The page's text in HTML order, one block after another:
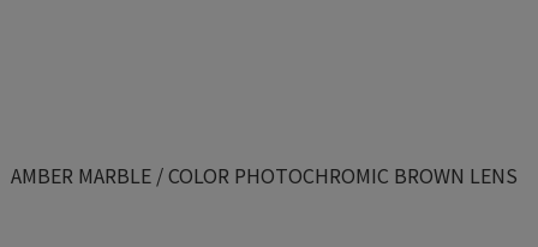
AMBER MARBLE / COLOR PHOTOCHROMIC BROWN LENS